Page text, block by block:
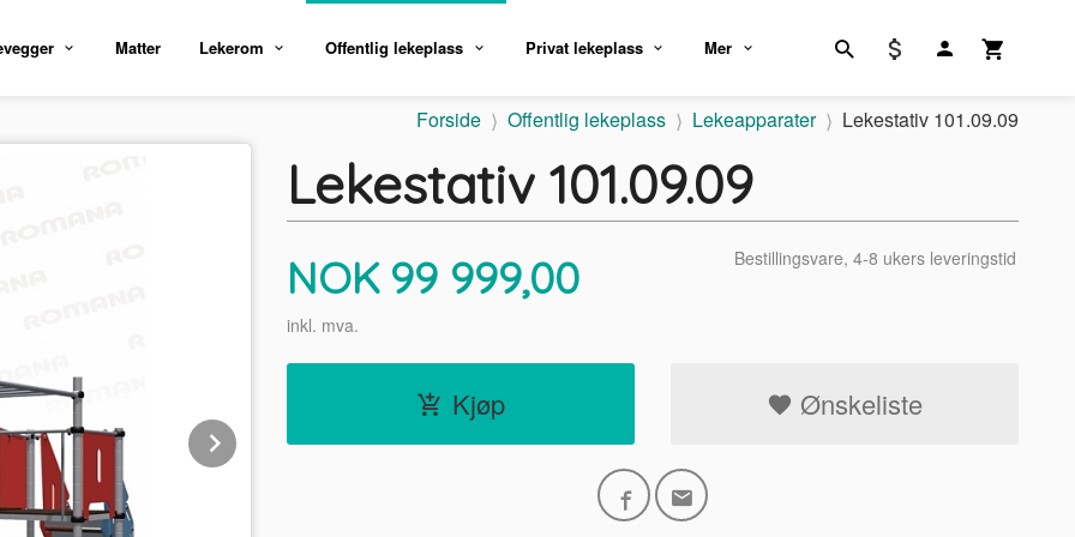
Matter Lekerom Offentlig lekeplass Privat lekeplass Mer
Forside Offentlig lekeplass Lekeapparater Lekestativ 101.09.09
Next
Lekestativ 101.09.09
Pris
NOK 99 999,00
inkl. mva.
Bestillingsvare, 4-8 ukers leveringstid
Kjøp Ønskeliste